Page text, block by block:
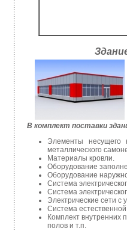
В комплект поставки
Элементы несущего
металлического
Материалы кровли.
Оборудование
Оборудование
Система
Система
Электрические сети с
Система
Комплект внутренних
полов и т.п.